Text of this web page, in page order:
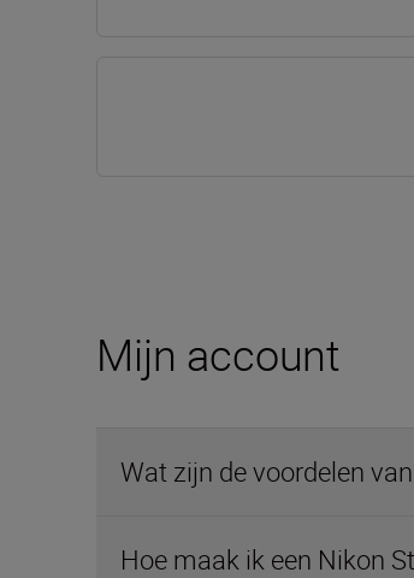
Mijn account
Wat zijn de voordelen
Hoe maak ik een Nikon